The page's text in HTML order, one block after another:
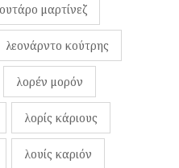
μαρτίνεζ
λεονάρντο κούτρης
λορέν μορόν
λορίς κάριους
λουίς καριόν